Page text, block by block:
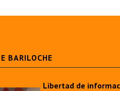
BARILOCHE
Libertad de